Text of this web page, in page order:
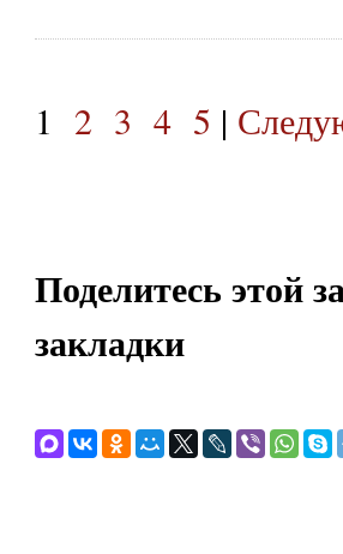
1 2 3 4 5 |
Поделитесь этой
закладки